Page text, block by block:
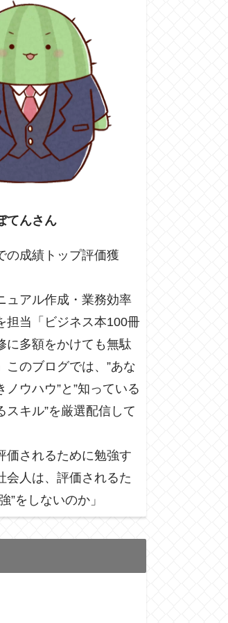
てんさん
の成績トップ評価獲
ュアル作成・業務効率
担当「ビジネス本100冊
に多額をかけても無駄
このブログでは、”あな
ノウハウ”と”知っている
スキル”を厳選配信して
価されるために勉強す
会人は、評価されるた
”をしないのか」